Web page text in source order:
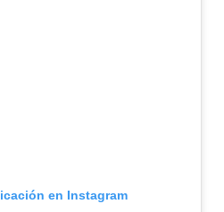
en Instagram